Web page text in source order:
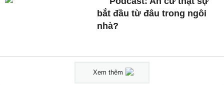
bắt đầu từ đâu trong ngôi
nhà?
Xem thêm